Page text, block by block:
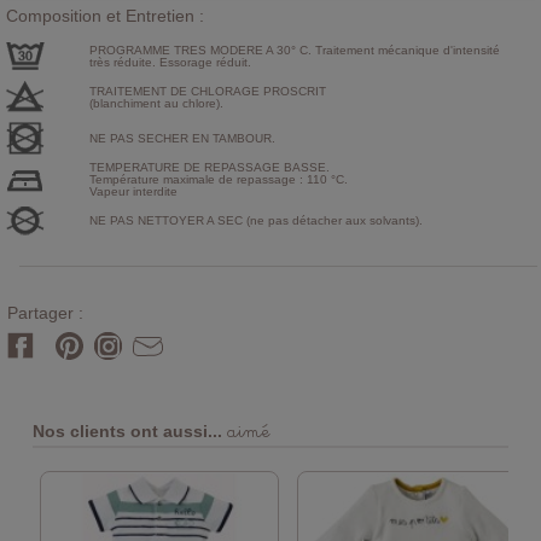
Composition et Entretien :
PROGRAMME TRES MODERE A 30° C. Traitement mécanique d'intensité
très réduite. Essorage réduit.
TRAITEMENT DE CHLORAGE PROSCRIT
(blanchiment au chlore).
NE PAS SECHER EN TAMBOUR.
TEMPERATURE DE REPASSAGE BASSE.
Température maximale de repassage : 110 °C.
Vapeur interdite
NE PAS NETTOYER A SEC (ne pas détacher aux solvants).
Partager :
Nos clients ont aussi... aimé